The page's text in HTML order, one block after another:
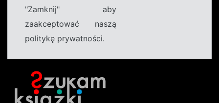
"Zamknij" aby
zaakceptować naszą
politykę prywatności.